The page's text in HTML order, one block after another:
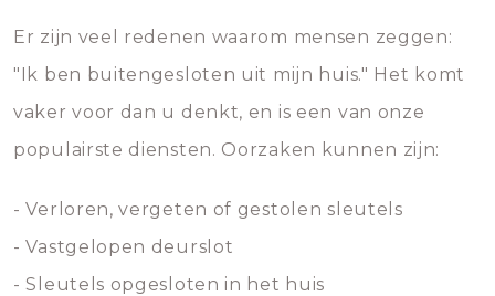
Er zijn veel redenen waarom mensen zeggen:
"Ik ben buitengesloten uit mijn huis." Het komt
vaker voor dan u denkt, en is een van onze
populairste diensten. Oorzaken kunnen zijn:
- Verloren, vergeten of gestolen sleutels
- Vastgelopen deurslot
- Sleutels opgesloten in het huis